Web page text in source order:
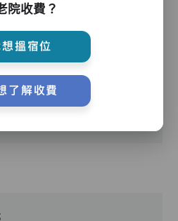
飯、換尿片
院收費？
搵宿位
了解收費